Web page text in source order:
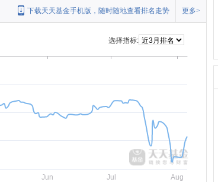
更多>
下载天天基金手机版，随时随地查看排名走势
选择指标:
Jun Jul Aug